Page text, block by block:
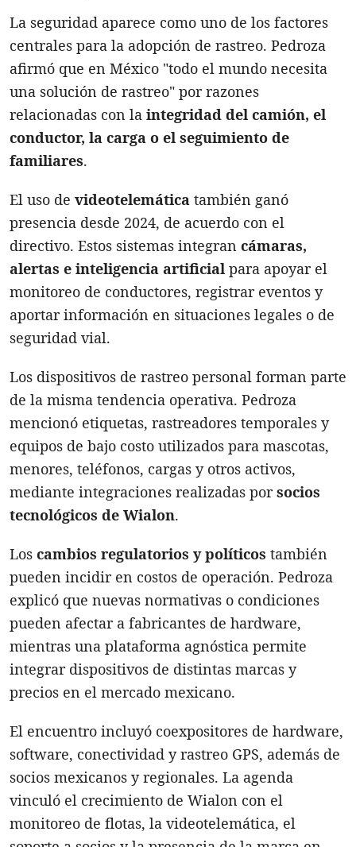
La seguridad aparece como uno de los factores
centrales para la adopción de rastreo. Pedroza
afirmó que en México "todo el mundo necesita
una solución de rastreo" por razones
relacionadas con la integridad del camión, el
conductor, la carga o el seguimiento de
familiares.
El uso de videotelemática también ganó
presencia desde 2024, de acuerdo con el
directivo. Estos sistemas integran cámaras,
alertas e inteligencia artificial para apoyar el
monitoreo de conductores, registrar eventos y
aportar información en situaciones legales o de
seguridad vial.
Los dispositivos de rastreo personal forman parte
de la misma tendencia operativa. Pedroza
mencionó etiquetas, rastreadores temporales y
equipos de bajo costo utilizados para mascotas,
menores, teléfonos, cargas y otros activos,
mediante integraciones realizadas porsocios
tecnológicos de Wialon.
Los cambios regulatorios y políticos también
pueden incidir en costos de operación. Pedroza
explicó que nuevas normativas o condiciones
pueden afectar a fabricantes de hardware,
mientras una plataforma agnóstica permite
integrar dispositivos de distintas marcas y
precios en el mercado mexicano.
El encuentro incluyó coexpositores de hardware,
software, conectividad y rastreo GPS, además de
socios mexicanos y regionales. La agenda
vinculó el crecimiento de Wialon con el
monitoreo de flotas, la videotelemática, el